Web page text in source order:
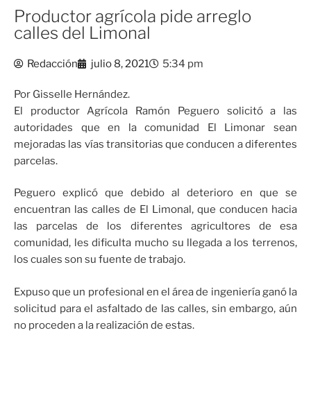
Productor agrícola pide arreglo
calles del Limonal
Redacción julio 8, 2021 5:34 pm
Por Gisselle Hernández.
El productor Agrícola Ramón Peguero solicitó a las
autoridades que en la comunidad El Limonar sean
mejoradas las vías transitorias que conducen a diferentes
parcelas.
Peguero explicó que debido al deterioro en que se
encuentran las calles de El Limonal, que conducen hacia
las parcelas de los diferentes agricultores de esa
comunidad, les dificulta mucho su llegada a los terrenos,
los cuales son su fuente de trabajo.
Expuso que un profesional en el área de ingeniería ganó la
solicitud para el asfaltado de las calles, sin embargo, aún
no proceden a la realización de estas.